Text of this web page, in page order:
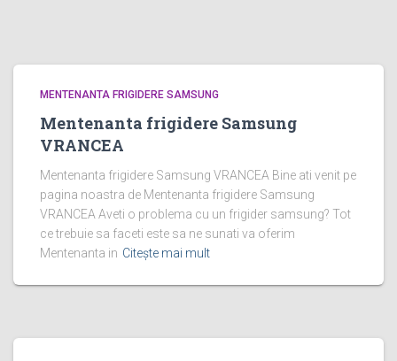
MENTENANTA FRIGIDERE SAMSUNG
Mentenanta frigidere Samsung
VRANCEA
Mentenanta frigidere Samsung VRANCEA Bine ati venit pe
pagina noastra de Mentenanta frigidere Samsung
VRANCEA Aveti o problema cu un frigider samsung? Tot
ce trebuie sa faceti este sa ne sunati va oferim
Mentenanta in Citește mai mult